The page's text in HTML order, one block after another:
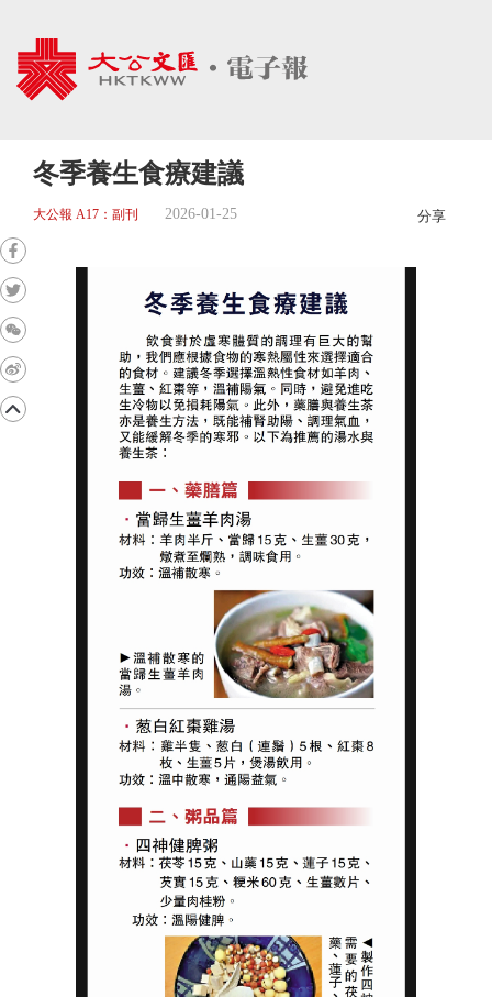
冬季養生食療建議
大公報 A17：副刊 2026-01-25 分享